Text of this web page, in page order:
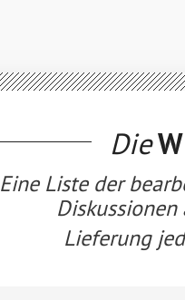
Die
Eine Liste der
Lieferung